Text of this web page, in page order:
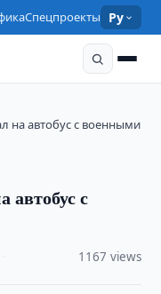
Спецпроекты Ру
на автобус с военными
автобус с
1167 views